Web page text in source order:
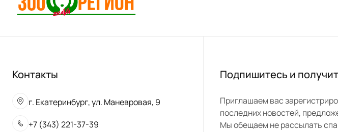
Контакты
г. Екатеринбург, ул. Маневровая, 9
+7 (343) 221-37-39
Подпишитесь и
Приглашаем вас
последних новостей,
Мы обещаем не рассылать